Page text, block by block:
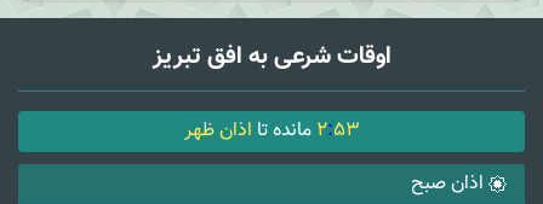
اوقات شرعی به افق تبریز
2:53 مانده تا اذان ظهر
اذان صبح